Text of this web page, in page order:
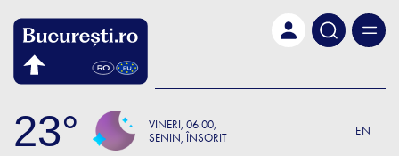
23 VINERI 06:00
SENIN, ÎNSORIT
EN